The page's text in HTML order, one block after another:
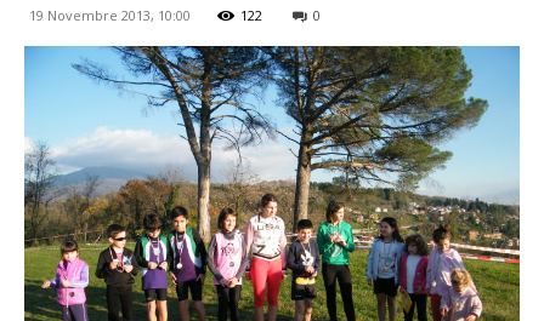
19 Novembre 2013, 10:00 122 0